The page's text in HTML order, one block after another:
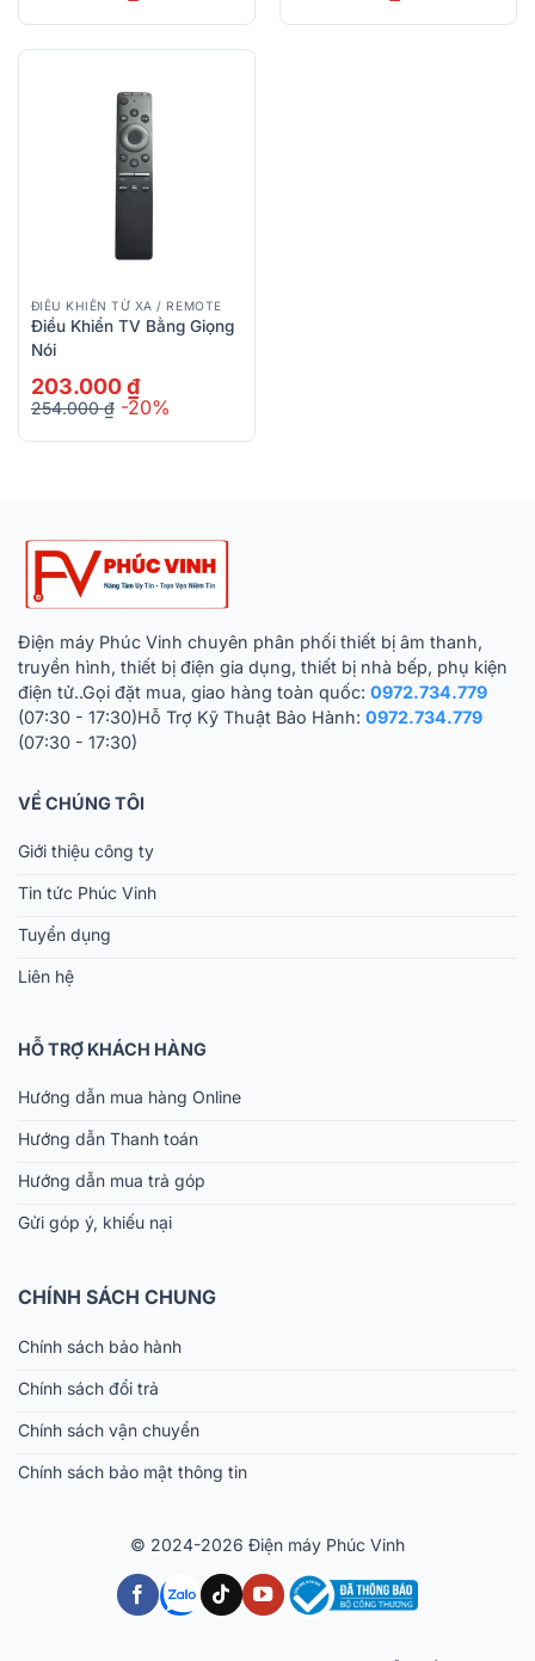
ĐIỀU KHIỂN TỪ XA / REMOTE
Điều Khiển TV Bằng Giọng
Nói
254.000₫ -20%
gốc
203.000₫
hiện
Điện máy Phúc Vinh chuyên phân phối thiết bị âm thanh,
truyền hình, thiết bị điện gia dụng, thiết bị nhà bếp, phụ kiện
điện tử..Gọi đặt mua, giao hàng toàn quốc: 0972.734.779
(07:30 - 17:30)Hỗ Trợ Kỹ Thuật Bảo Hành: 0972.734.779
(07:30 - 17:30)
VỀ CHÚNG TÔI
Giới thiệu công ty
Tin tức Phúc Vinh
Tuyển dụng
Liên hệ
HỖ TRỢ KHÁCH HÀNG
Hướng dẫn mua hàng Online
Hướng dẫn Thanh toán
Hướng dẫn mua trả góp
Gửi góp ý, khiếu nại
CHÍNH SÁCH CHUNG
Chính sách bảo hành
Chính sách đổi trả
Chính sách vận chuyển
Chính sách bảo mật thông tin
© 2024-2026 Điện máy Phúc Vinh